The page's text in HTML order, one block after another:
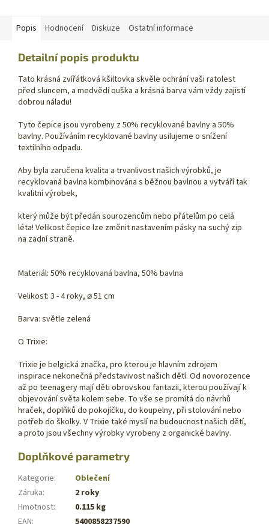
Popis Hodnocení Diskuze Ostatní informace
Detailní popis produktu
Tato krásná zvířátková kšiltovka skvěle ochrání vaši ratolest
před sluncem, a medvědí ouška a krásná barva vám vždy zajistí
dobrou náladu!
Tyto čepice jsou vyrobeny z 50% recyklované bavlny a 50%
bavlny. Používáním recyklované bavlny usilujeme o snížení
textilního odpadu.
Aby byla zaručena kvalita a trvanlivost našich výrobků, je
recyklovaná bavlna kombinována s běžnou bavlnou a vytváří tak
kvalitní výrobek,
který může být předán sourozencům nebo přátelům po celá
léta! Velikost čepice lze změnit nastavením pásky na suchý zip
na zadní straně.
Materiál: 50% recyklovaná bavlna, 50% bavlna
Velikost: 3 - 4 roky, ⌀ 51 cm
Barva: světle zelená
O Trixie:
Trixie je belgická značka, pro kterou je hlavním zdrojem
inspirace nekonečná představivost našich dětí. Od novorozence
až po teenagery mají děti obrovskou fantazii, kterou používají k
objevování světa kolem sebe. To vše se promítá do návrhů
hraček, doplňků do pokojíčku, do koupelny, při stolování nebo
potřeb do školky. V Trixie také myslí na budoucnost našich dětí,
a proto jsou všechny výrobky vyrobeny z organické bavlny.
Doplňkové parametry
Kategorie:
Oblečení
Záruka:
2 roky
Hmotnost:
0.115 kg